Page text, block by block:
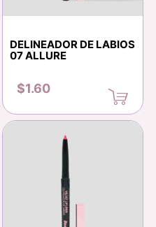
DELINEADOR DE LABIOS
07 ALLURE
$1.60